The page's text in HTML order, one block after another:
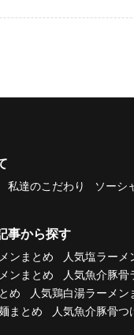
私達のこだわり ソーシ
事から探す
ンまとめ 人気塩ラーメ
ンまとめ
人気魚介豚骨
め
人気鶏白湯ラーメン
まとめ
人気魚介豚骨つ